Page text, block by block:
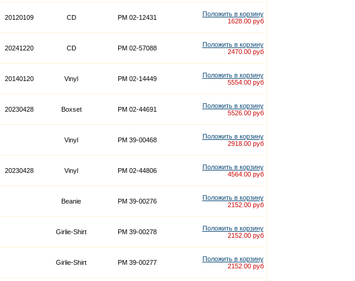
20120109 CD PM 02-12431
Положить в корзину
1628.00 руб
20241220 CD PM 02-57088
Положить в корзину
2470.00 руб
20140120 Vinyl PM 02-14449
Положить в корзину
5554.00 руб
20230428 Boxset PM 02-44691
Положить в корзину
5526.00 руб
Vinyl PM 39-00468
Положить в корзину
2918.00 руб
20230428 Vinyl PM 02-44806
Положить в корзину
4564.00 руб
Beanie PM 39-00276
Положить в корзину
2152.00 руб
Girlie-Shirt PM 39-00278
Положить в корзину
2152.00 руб
Girlie-Shirt PM 39-00277
Положить в корзину
2152.00 руб